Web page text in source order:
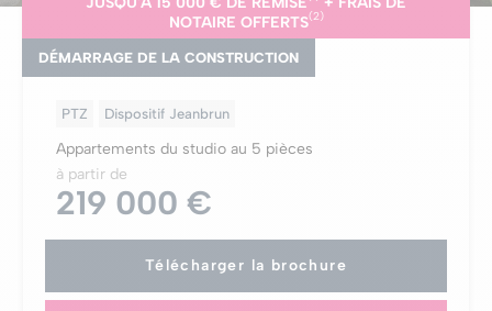
NOTAIRE OFFERTS(2)
DÉMARRAGE DE LA CONSTRUCTION
PTZ Dispositif Jeanbrun
Appartements du studio au 5 pièces
à partir de
219 000 €
Télécharger la brochure